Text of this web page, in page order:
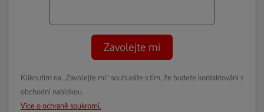
Zavolejte mi
Kliknutím na „Zavolejte mi“ souhlasíte s tím, že budete kontaktováni s
obchodní nabídkou.
Více o ochraně soukromí.